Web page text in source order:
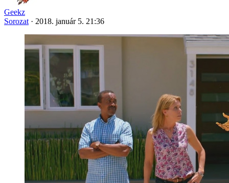
Geekz
Sorozat · 2018. január 5. 21:36